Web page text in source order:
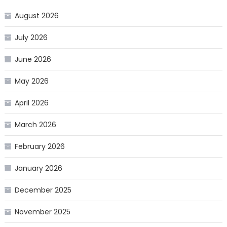
August 2026
July 2026
June 2026
May 2026
April 2026
March 2026
February 2026
January 2026
December 2025
November 2025